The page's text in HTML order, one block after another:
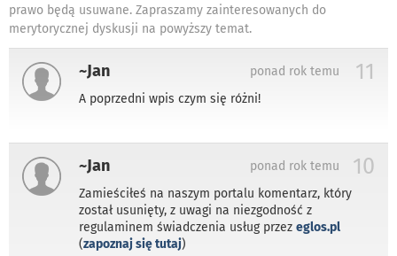
prawo będą usuwane. Zapraszamy zainteresowanych do
merytorycznej dyskusji na powyższy temat.
~Jan 11
ponad rok temu
A poprzedni wpis czym się różni!
~Jan 10
ponad rok temu
Zamieściłeś na naszym portalu komentarz, który
został usunięty, z uwagi na niezgodność z
regulaminem świadczenia usług przez eglos.pl
(zapoznaj się tutaj)